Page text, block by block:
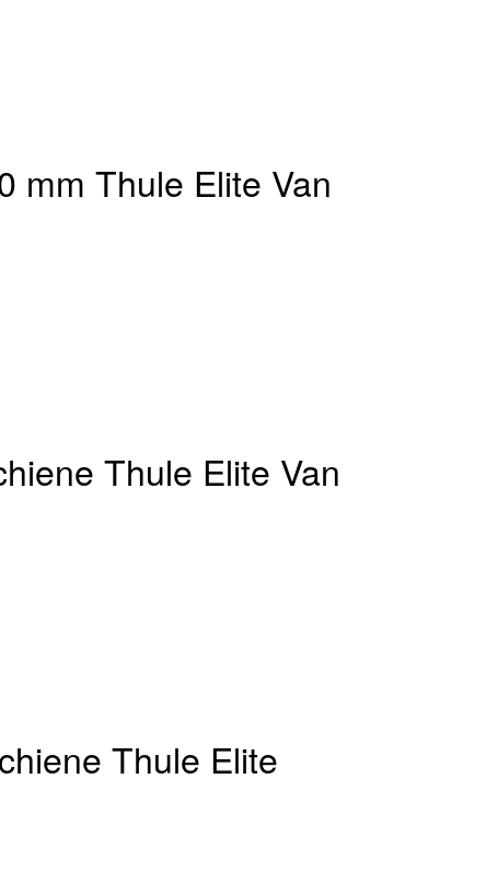
mm Thule Elite Van
Thule Elite Van
Thule Elite